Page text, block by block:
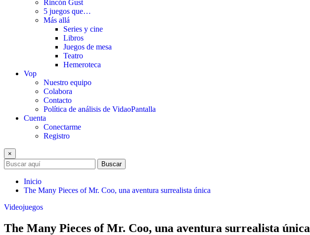
Rincón Gust
5 juegos que…
Más allá
Series y cine
Libros
Juegos de mesa
Teatro
Hemeroteca
Vop
Nuestro equipo
Colabora
Contacto
Política de análisis de VidaoPantalla
Cuenta
Conectarme
Registro
×
Buscar
Inicio
The Many Pieces of Mr. Coo, una aventura surrealista única
Videojuegos
The Many Pieces of Mr. Coo, una aventura surrealista única